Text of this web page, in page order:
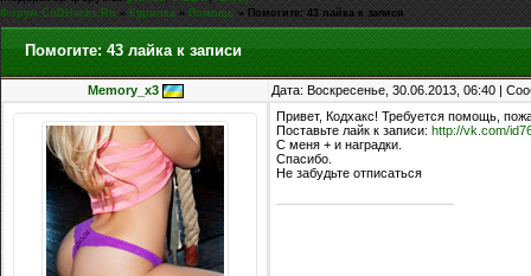
Форум CoDHacks.Ru » Курилка » Помощь » Помогите: 43 лайка к записи
Помогите: 43 лайка к записи
Memory_x3 Дата: Воскресенье, 30.06.2013, 06:40 |
Привет, Кодхакс! Требуется помощь,
Поставьте лайк к записи: http://vk.com/
С меня + и наградки.
Спасибо.
Не забудьте отписаться